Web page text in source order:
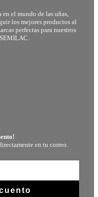
en el mundo de las uñas,
los mejores productos al
perfectas para nuestros
en tu correo.